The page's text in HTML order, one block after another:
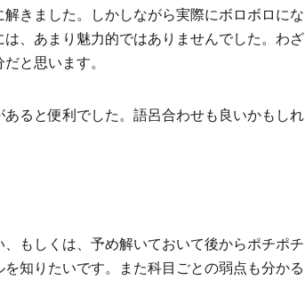
きました。しかしながら実際にボロボロにな
、あまり魅力的ではありませんでした。わざ
と思います。
ると便利でした。語呂合わせも良いかもしれ
もしくは、予め解いておいて後からポチポチ
知りたいです。また科目ごとの弱点も分かる